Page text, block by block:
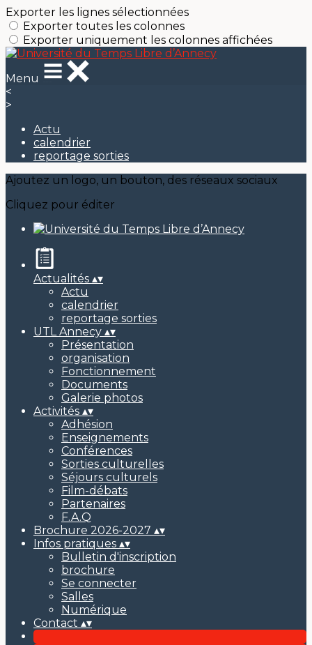
Exporter les lignes sélectionnées
Exporter toutes les colonnes
Exporter uniquement les colonnes affichées
Menu
<
>
Actu
calendrier
reportage sorties
Ajoutez un logo, un bouton, des réseaux sociaux
Cliquez pour éditer
Actualités ▴▾
Actu
calendrier
reportage sorties
UTL Annecy ▴▾
Présentation
organisation
Fonctionnement
Documents
Galerie photos
Activités ▴▾
Adhésion
Enseignements
Conférences
Sorties culturelles
Séjours culturels
Film-débats
Partenaires
F.A.Q
Brochure 2026-2027 ▴▾
Infos pratiques ▴▾
Bulletin d'inscription
brochure
Se connecter
Salles
Numérique
Contact ▴▾